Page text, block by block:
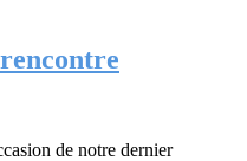
de notre dernier